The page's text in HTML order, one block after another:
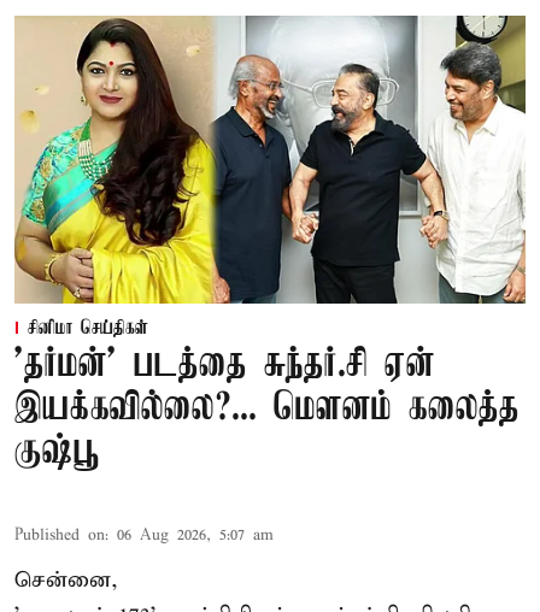
சினிமா செய்திகள்
'தர்மன்' படத்தை சுந்தர்.சி ஏன்
இயக்கவில்லை?... மௌனம் கலைத்த
குஷ்பூ
Published on: 06 Aug 2026, 5:07 am
சென்னை,